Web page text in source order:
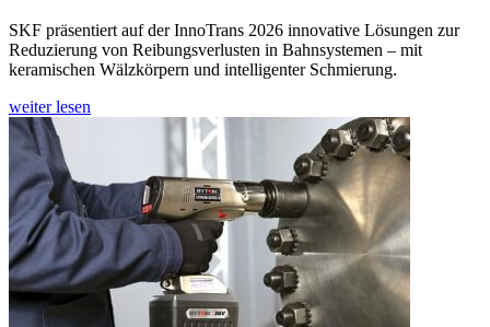
SKF präsentiert auf der InnoTrans 2026 innovative Lösungen zur
Reduzierung von Reibungsverlusten in Bahnsystemen – mit
keramischen Wälzkörpern und intelligenter Schmierung.
weiter lesen